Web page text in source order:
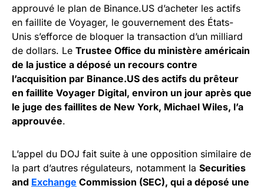
approuvé le plan de Binance.US d’acheter les actifs
en faillite de Voyager, le gouvernement des États-
Unis s’efforce de bloquer la transaction d’un milliard
de dollars. Le Trustee Office du ministère américain
de la justice a déposé un recours contre
l’acquisition par Binance.US des actifs du prêteur
en faillite Voyager Digital, environ un jour après que
le juge des faillites de New York, Michael Wiles, l’a
approuvée.
L’appel du DOJ fait suite à une opposition similaire de
la part d’autres régulateurs, notamment la Securities
and Exchange Commission (SEC), qui a déposé une